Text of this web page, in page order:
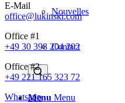
Nouvelles
Contact
Menu Menu
E-Mail
office@lukinski.com
Office #1
+49 30 398 204 202
Office #2
+49 221 165 323 72
Whatsapp